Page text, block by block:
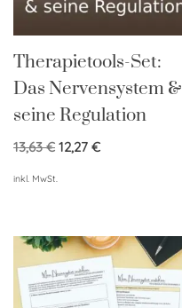
Therapietools-Set:
Das Nervensystem &
seine Regulation
13,63€ 12,27 €
inkl. MwSt.